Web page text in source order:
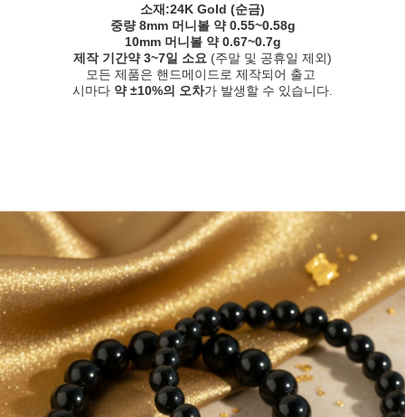
소재:24K Gold (순금)
중량8mm 머니볼 약 0.55~0.58g
10mm 머니볼 약 0.67~0.7g
제작 기간약 3~7일 소요 (주말 및 공휴일 제외)
모든 제품은 핸드메이드로 제작되어 출고
시마다 약 ±10%의 오차가 발생할 수 있습니다.